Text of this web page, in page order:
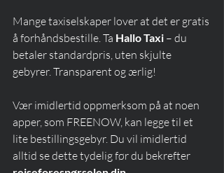
Mange taxiselskaper lover at det er gratis
å forhåndsbestille. Ta Hallo Taxi – du
betaler standardpris, uten skjulte
gebyrer. Transparent og ærlig!
Vær imidlertid oppmerksom på at noen
apper, som FREENOW, kan legge til et
lite bestillingsgebyr. Du vil imidlertid
alltid se dette tydelig før du bekrefter